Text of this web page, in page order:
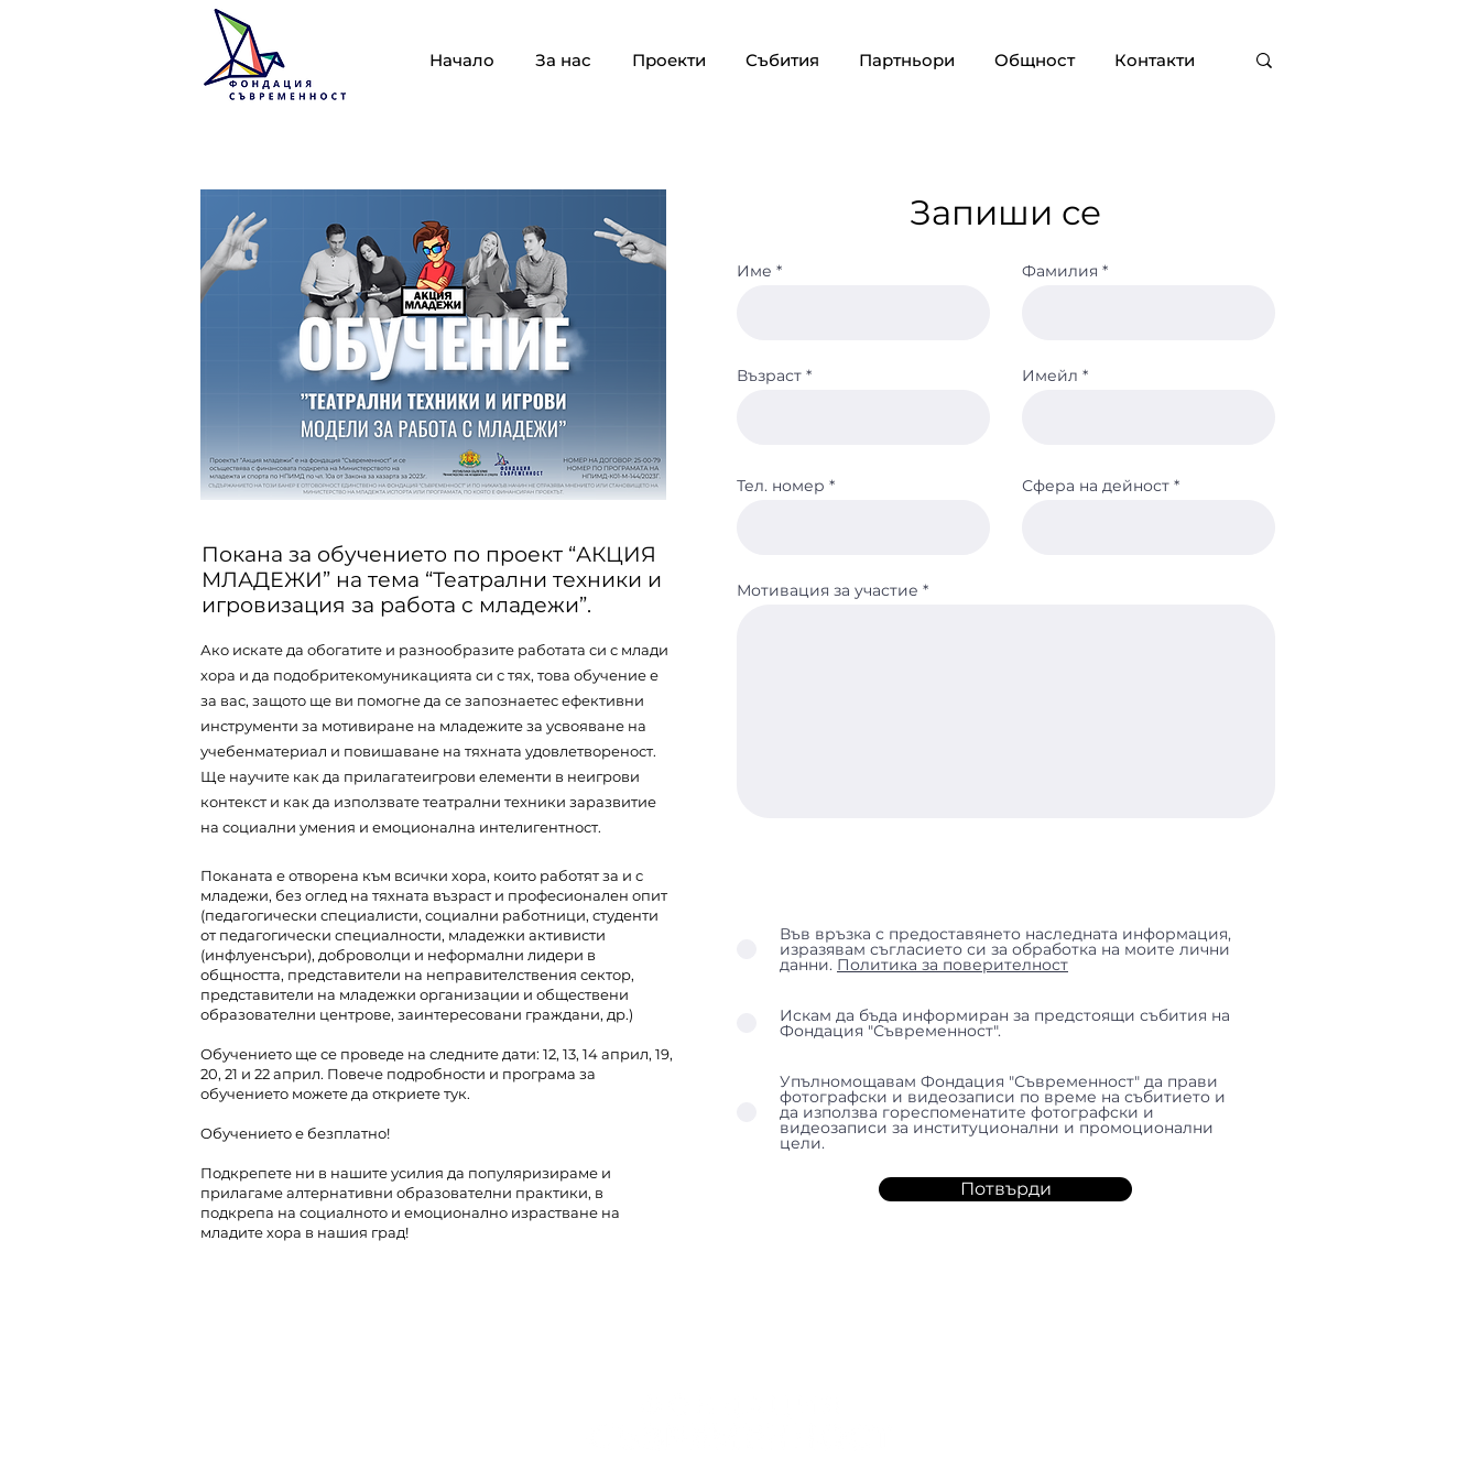
Начало За нас Проекти Събития Партньори Общност Контакти
Покана за обучението по проект “АКЦИЯ
МЛАДЕЖИ” на тема “Театрални техники и
игровизация за работа с младежи”.
Ако искате да обогатите и разнообразите работата си с млади
хора и да подобритекомуникацията си с тях, това обучение е
за вас, защото ще ви помогне да се запознаетес ефективни
инструменти за мотивиране на младежите за усвояване на
учебенматериал и повишаване на тяхната удовлетвореност.
Ще научите как да прилагатеигрови елементи в неигрови
контекст и как да използвате театрални техники заразвитие
на социални умения и емоционална интелигентност.
Поканата е отворена към всички хора, които работят за и с
младежи, без оглед на тяхната възраст и професионален опит
(педагогически специалисти, социални работници, студенти
от педагогически специалности, младежки активисти
(инфлуенсъри), доброволци и неформални лидери в
общността, представители на неправителствения сектор,
представители на младежки организации и обществени
образователни центрове, заинтересовани граждани, др.)
Обучението ще се проведе на следните дати: 12, 13, 14 април, 19,
20, 21 и 22 април. Повече подробности и програма за
обучението можете да откриете тук.
Oбучението е безплатно!
Подкрепете ни в нашите усилия да популяризираме и
прилагаме алтернативни образователни практики, в
подкрепа на социалното и емоционално израстване на
младите хора в нашия град!
Запиши се
Име Фамилия
Възраст Имейл
Тел. номер Сфера на дейност
Мотивация за участие
Във връзка с предоставянето наследната информация,
изразявам съгласието си за обработка на моите лични
данни. Политика за поверителност
Искам да бъда информиран за предстоящи събития на
Фондация "Съвременност".
Упълномощавам Фондация "Съвременност" да прави
фотографски и видеозаписи по време на събитието и
да използва гореспоменатите фотографски и
видеозаписи за институционални и промоционални
цели.
Потвърди